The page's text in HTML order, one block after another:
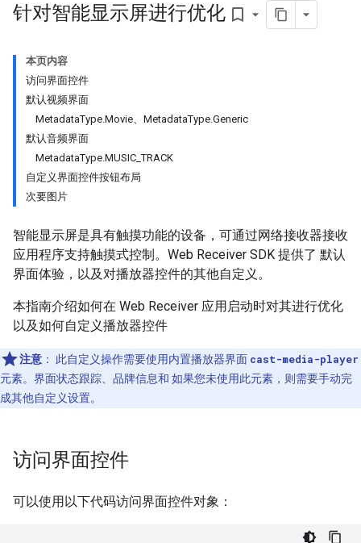
针对智能显示屏进行优化 bookmark_border
本页内容
访问界面控件
默认视频界面
MetadataType.Movie、MetadataType.Generic
默认音频界面
MetadataType.MUSIC_TRACK
自定义界面控件按钮布局
次要图片
智能显示屏是具有触摸功能的设备，可通过网络接收器接收
应用程序支持触摸式控制。Web Receiver SDK 提供了 默认
界面体验，以及对播放器控件的其他自定义。
本指南介绍如何在 Web Receiver 应用启动时对其进行优化
以及如何自定义播放器控件
注意 ： 此自定义操作需要使用内置播放器界面 cast-media-player
元素。界面状态跟踪、品牌信息和 如果您未使用此元素，则需要手动完
成其他自定义设置。
访问界面控件
可以使用以下代码访问界面控件对象：